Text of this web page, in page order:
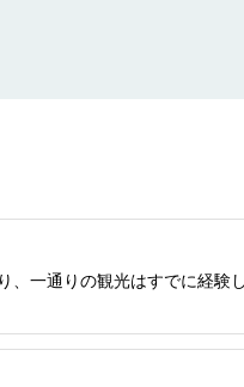
、一通りの観光はすでに経